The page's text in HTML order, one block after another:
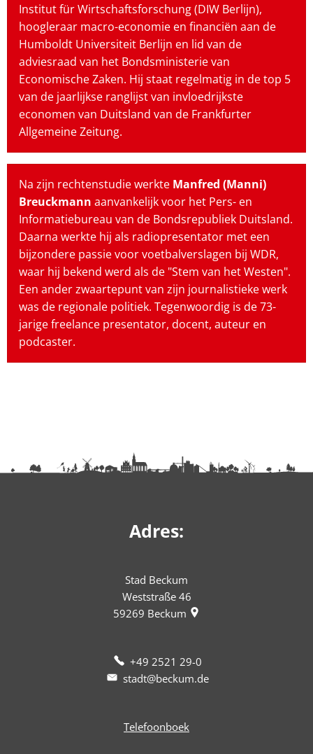
Institut für Wirtschaftsforschung (DIW Berlijn),
hoogleraar macro-economie en financiën aan de
Humboldt Universiteit Berlijn en lid van de
adviesraad van het Bondsministerie van
Economische Zaken. Hij staat regelmatig in de top 5
van de jaarlijkse ranglijst van invloedrijkste
economen van Duitsland van de Frankfurter
Allgemeine Zeitung.
Na zijn rechtenstudie werkte Manfred (Manni)
Breuckmann aanvankelijk voor het Pers- en
Informatiebureau van de Bondsrepubliek Duitsland.
Daarna werkte hij als radiopresentator met een
bijzondere passie voor voetbalverslagen bij WDR,
waar hij bekend werd als de "Stem van het Westen".
Een ander zwaartepunt van zijn journalistieke werk
was de regionale politiek. Tegenwoordig is de 73-
jarige freelance presentator, docent, auteur en
podcaster.
Adres:
Stad Beckum
Weststraße 46
59269 Beckum
+49 2521 29-0
stadt@beckum.de
Telefoonboek